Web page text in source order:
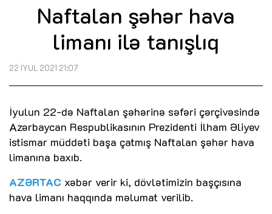
Naftalan şəhər hava
limanı ilə tanışlıq
22 İYUL 2021 21:07
İyulun 22-də Naftalan şəhərinə səfəri çərçivəsində
Azərbaycan Respublikasının Prezidenti İlham Əliyev
istismar müddəti başa çatmış Naftalan şəhər hava
limanına baxıb.
AZƏRTAC xəbər verir ki, dövlətimizin başçısına
hava limanı haqqında məlumat verilib.